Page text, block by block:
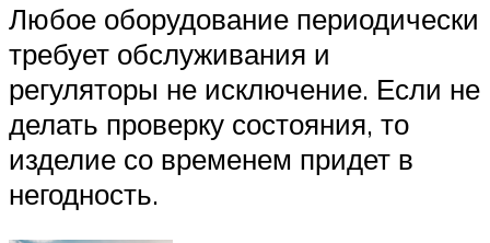
Любое оборудование периодически
требует обслуживания и
регуляторы не исключение. Если не
делать проверку состояния, то
изделие со временем придет в
негодность.